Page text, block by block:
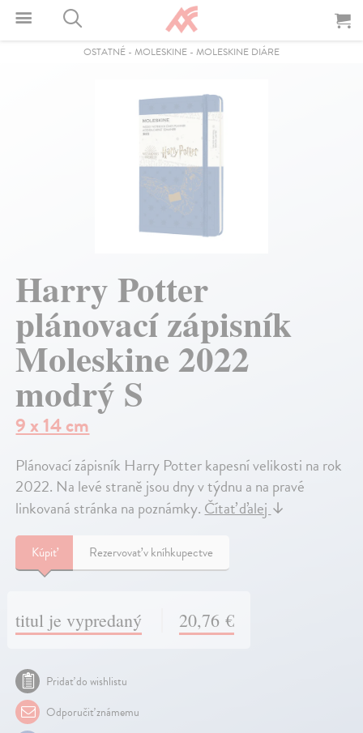
OSTATNÉ - MOLESKINE - MOLESKINE DIÁRE
Harry Potter
plánovací zápisník
Moleskine 2022
modrý S
9 x 14 cm
Plánovací zápisník Harry Potter kapesní velikosti na rok
2022. Na levé straně jsou dny v týdnu a na pravé
linkovaná stránka na poznámky. Čítať ďalej ↓
Kúpiť Rezervovať v kníhkupectve
titul je vypredaný 20,76 €
Pridať do wishlistu
Odporučiť známemu